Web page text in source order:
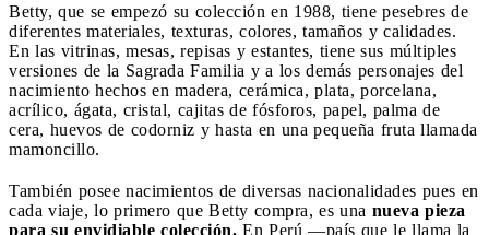
Betty, que se empezó su colección en 1988, tiene pesebres de
diferentes materiales, texturas, colores, tamaños y calidades.
En las vitrinas, mesas, repisas y estantes, tiene sus múltiples
versiones de la Sagrada Familia y a los demás personajes del
nacimiento hechos en madera, cerámica, plata, porcelana,
acrílico, ágata, cristal, cajitas de fósforos, papel, palma de
cera, huevos de codorniz y hasta en una pequeña fruta llamada
mamoncillo.
También posee nacimientos de diversas nacionalidades pues en
cada viaje, lo primero que Betty compra, es una nueva pieza
para su envidiable colección. En Perú —país que le llama la